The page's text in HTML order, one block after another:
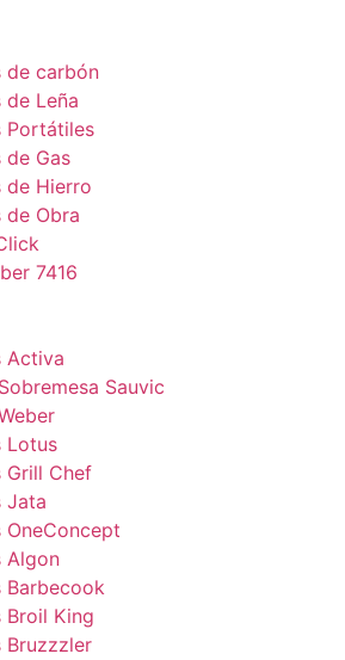
de carbón
de Leña
Portátiles
de Gas
de Hierro
de Obra
7416
Activa
Sauvic
Lotus
Grill Chef
Jata
OneConcept
Algon
Barbecook
Broil King
Bruzzzler